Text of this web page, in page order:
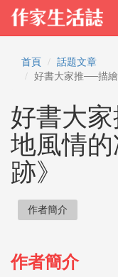
首頁
話題文章
好書大家推──描繪
好書大
地風情
跡》
作者簡介
作者簡介